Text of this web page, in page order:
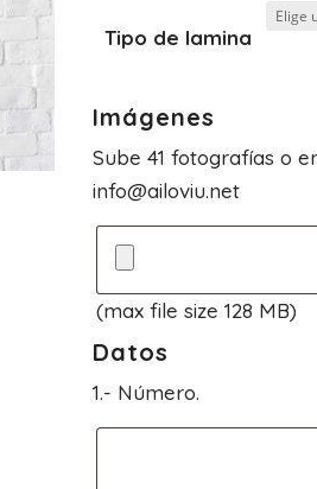
Tipo de lamina
Imágenes
Sube 41 fotografías o
info@ailoviu.net
(max file size 128 MB)
Datos
1.- Número.